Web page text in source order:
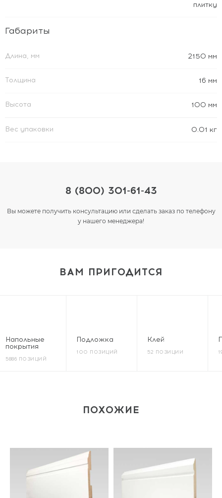
плитку
Габариты
Длина, мм 2150 мм
Толщина 16 мм
Высота 100 мм
Вес упаковки 0.01 кг
8 (800) 301-61-43
Вы можете получить консультацию или сделать заказ по телефону
у нашего менеджера!
ВАМ ПРИГОДИТСЯ
Напольные
покрытия
5886 ПОЗИЦИЙ
Подложка
100 ПОЗИЦИЙ
Клей
52 ПОЗИЦИИ
ПОХОЖИЕ